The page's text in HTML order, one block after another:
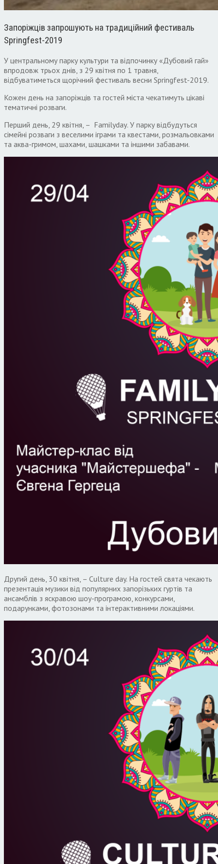
Запоріжців запрошують на традиційний фестиваль
Springfest-2019
У центральному парку культури та відпочинку «Дубовий гай»
впродовж трьох днів, з 29 квітня по 1 травня,
відбуватиметься щорічний фестиваль весни Springfest-2019.
Кожен день на запоріжців та гостей міста чекатимуть цікаві
тематичні розваги.
Перший день, 29 квітня, – Familydaу. У парку відбудуться
сімейні розваги з веселими іграми та квестами, розмальовками
та аква-гримом, шахами, шашками та іншими забавами.
Другий день, 30 квітня, – Culture day. На гостей свята чекають
презентація музики від популярних запорізьких гуртів та
ансамблів з яскравою шоу-програмою, конкурсами,
подарунками, фотозонами та інтерактивними локаціями.